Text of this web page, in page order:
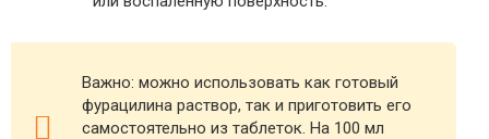
Важно: можно использовать как готовый
фурацилина раствор, так и приготовить его
самостоятельно из таблеток. На 100 мл